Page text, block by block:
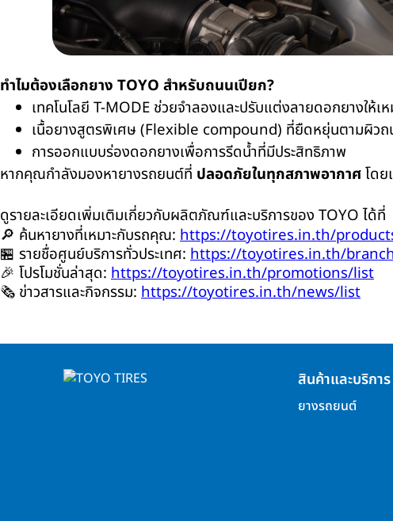
ทำไมต้องเลือกยาง TOYO สำหรับถนนเปียก?
เทคโนโลยี T-MODE ช่วยจำลองและปรับแต่งลายดอกยางให้เ
เนื้อยางสูตรพิเศษ (Flexible compound) ที่ยืดหยุ่นตามผิวถ
การออกแบบร่องดอกยางเพื่อการรีดน้ำที่มีประสิทธิภาพ
หากคุณกำลังมองหายางรถยนต์ที่ ปลอดภัยในทุกสภาพอากาศโดย
ดูรายละเอียดเพิ่มเติมเกี่ยวกับผลิตภัณฑ์และบริการของ TOYO ได้ที่
🔎 ค้นหายางที่เหมาะกับรถคุณ: https://toyotires.in.th/
🏪 รายชื่อศูนย์บริการทั่วประเทศ: https://toyotires.in.th/
🎉 โปรโมชั่นล่าสุด: https://toyotires.in.th/promotions/list
🗞️ ข่าวสารและกิจกรรม: https://toyotires.in.th/news/list
สินค้าและบริการ
ยางรถยนต์